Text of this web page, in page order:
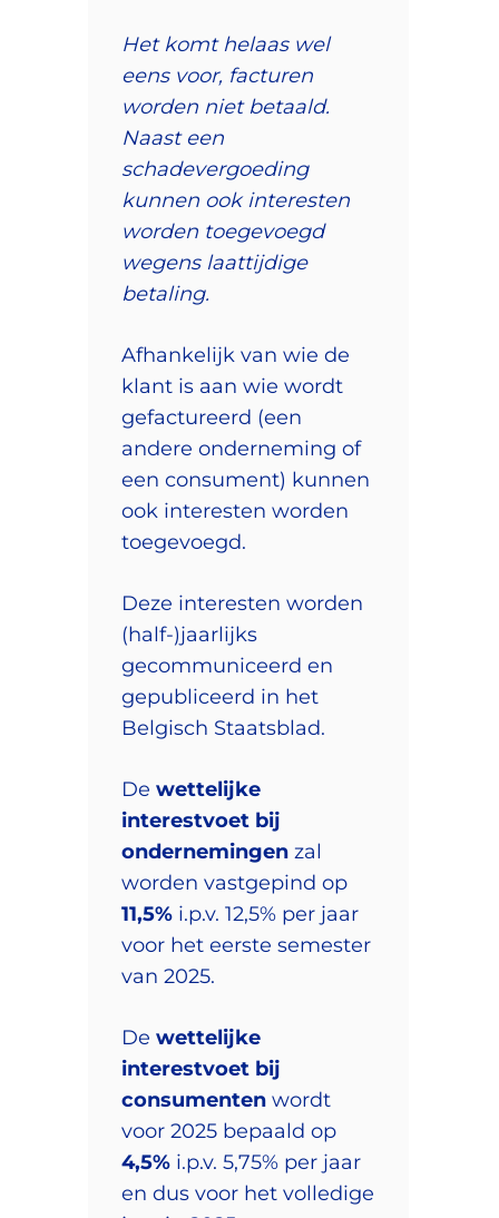
Het komt helaas wel
eens voor, facturen
worden niet betaald.
Naast een
schadevergoeding
kunnen ook interesten
worden toegevoegd
wegens laattijdige
betaling.
Afhankelijk van wie de
klant is aan wie wordt
gefactureerd (een
andere onderneming of
een consument) kunnen
ook interesten worden
toegevoegd.
Deze interesten worden
(half-)jaarlijks
gecommuniceerd en
gepubliceerd in het
Belgisch Staatsblad.
De wettelijke
interestvoet bij
ondernemingen zal
worden vastgepind op
11,5% i.p.v. 12,5% per jaar
voor het eerste semester
van 2025.
De wettelijke
interestvoet bij
consumenten wordt
voor 2025 bepaald op
4,5% i.p.v. 5,75% per jaar
en dus voor het volledige